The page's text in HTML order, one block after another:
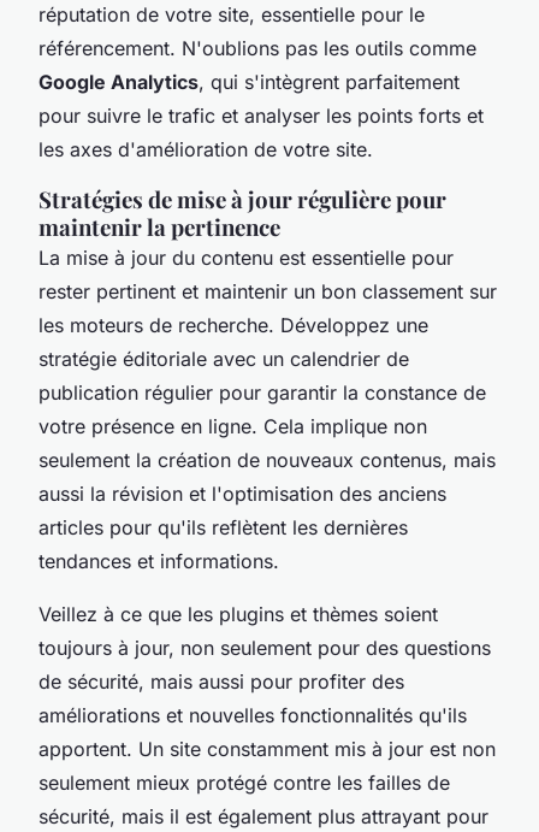
réputation de votre site, essentielle pour le
référencement. N'oublions pas les outils comme
Google Analytics, qui s'intègrent parfaitement
pour suivre le trafic et analyser les points forts et
les axes d'amélioration de votre site.
Stratégies de mise à jour régulière pour
maintenir la pertinence
La mise à jour du contenu est essentielle pour
rester pertinent et maintenir un bon classement sur
les moteurs de recherche. Développez une
stratégie éditoriale avec un calendrier de
publication régulier pour garantir la constance de
votre présence en ligne. Cela implique non
seulement la création de nouveaux contenus, mais
aussi la révision et l'optimisation des anciens
articles pour qu'ils reflètent les dernières
tendances et informations.
Veillez à ce que les plugins et thèmes soient
toujours à jour, non seulement pour des questions
de sécurité, mais aussi pour profiter des
améliorations et nouvelles fonctionnalités qu'ils
apportent. Un site constamment mis à jour est non
seulement mieux protégé contre les failles de
sécurité, mais il est également plus attrayant pour